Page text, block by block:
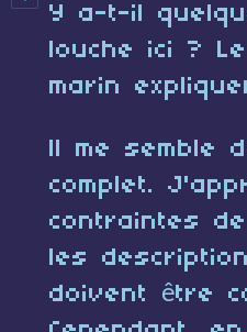
Y a-t-il
louche ici ?
marin
ll me semble
complet.
contraintes
les
doivent être